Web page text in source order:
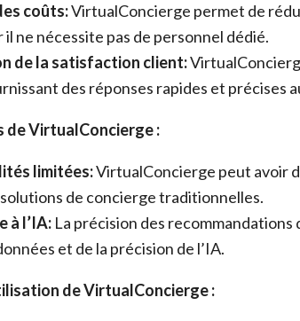
coûts:VirtualConcierge permet de
il ne nécessite pas de personnel dédié.
de la satisfaction client:
des réponses rapides et précises
de VirtualConcierge :
limitées:VirtualConcierge peut avoir
de concierge traditionnelles.
à l’IA: La précision des
et de la précision de l’IA.
de VirtualConcierge :